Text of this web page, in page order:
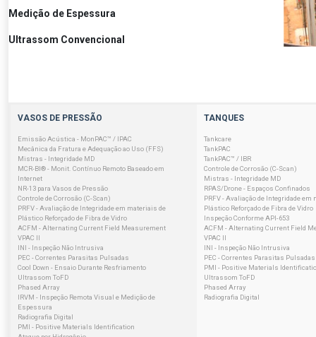
Medição de Espessura
Ultrassom Convencional
VASOS DE PRESSÃO
Emissão Acústica - MonPAC™ / IPAC
Mecânica da Fratura e Adequação ao Uso (FFS)
Mistras - Integridade MD
MCR-BI® - Monit. Contínuo Remoto Baseado em
Internet
NR-13 para Vasos de Pressão
Controle de Corrosão (C-Scan)
PRFV - Avaliação de Integridade em materiais de
Plástico Reforçado de Fibra de Vidro
ACFM - Alternating Current Field Measurement
VPAC II
INI - Inspeção Não Intrusiva
PEC - Correntes Parasitas Pulsadas
Cool Down - Ensaio Durante Resfriamento
Ultrassom ToFD
Phased Array
IRVM - Inspeção Remota Visual e Medição de
Espessura
Radiografia Digital
PMI - Positive Materials Identification
TANQUES
Tankcare
TankPAC
TankPAC™ / IBR
Controle de Corrosão (C-Scan)
Mistras - Integridade MD
RPAS/Drone - Espaços Confinados
PRFV - Avaliação de Integridade em
Plástico Reforçado de Fibra de Vidro
Inspeção Conforme API-653
ACFM - Alternating Current Field
VPAC II
INI - Inspeção Não Intrusiva
PEC - Correntes Parasitas Pulsadas
PMI - Positive Materials
Ultrassom ToFD
Phased Array
Radiografia Digital